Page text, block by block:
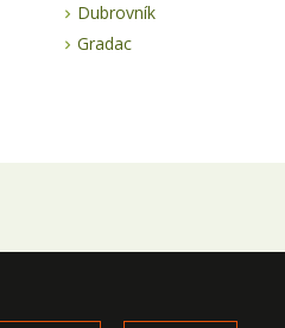
Dubrovník
Gradac